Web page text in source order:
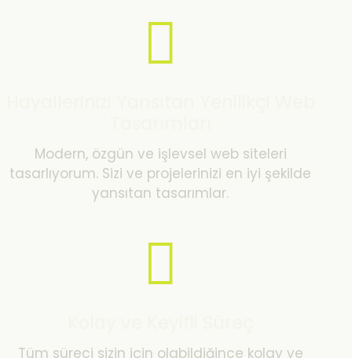
Modern, özgün ve işlevsel web siteleri
tasarlıyorum. Sizi ve projelerinizi en iyi şekilde
yansıtan tasarımlar.
Tüm süreci sizin için olabildiğince kolay ve